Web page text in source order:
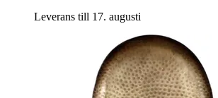
Leverans till 17. augusti